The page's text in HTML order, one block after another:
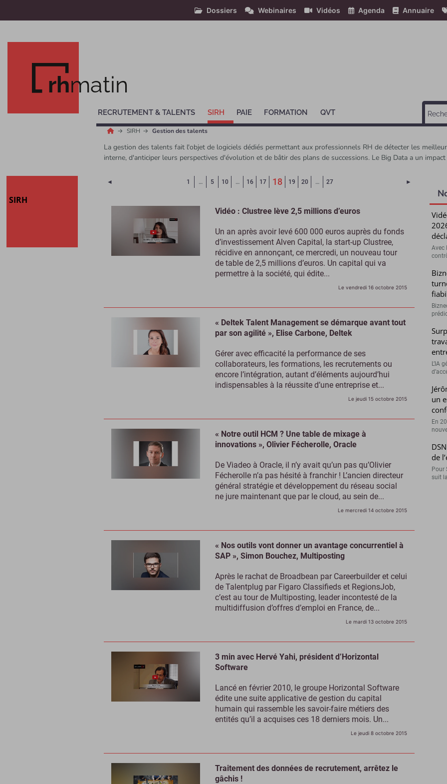
Dossiers Webinaires Vidéos Agenda Annuaire
rhmatin
RECRUTEMENT & TALENTS SIRH PAIE FORMATION QVT
SIRH Gestion des talents
La gestion des talents fait l'objet de logiciels dédiés permettant aux professionnels RH de détecter les
interne, d'anticiper leurs perspectives d'évolution et de bâtir des plans de successions. Le Big Data a un
SIRH
◄ 1 … 5 10 … 16 17 18(Page courante)
19 20 … 27 ►
Vidéo : Clustree lève 2,5 millions d’euros
Un an après avoir levé 600 000 euros auprès du fonds
d’investissement Alven Capital, la start-up Clustree,
récidive en annonçant, ce mercredi, un nouveau tour
de table de 2,5 millions d’euros. Un capital qui va
permettre à la société, qui édite...
Le vendredi 16 octobre 2015
« Deltek Talent Management se démarque avant tout
par son agilité », Elise Carbone, Deltek
Gérer avec efficacité la performance de ses
collaborateurs, les formations, les recrutements ou
encore l’intégration, autant d’éléments aujourd’hui
indispensables à la réussite d’une entreprise et...
Le jeudi 15 octobre 2015
« Notre outil HCM ? Une table de mixage à
innovations », Olivier Fécherolle, Oracle
De Viadeo à Oracle, il n’y avait qu’un pas qu’Olivier
Fécherolle n’a pas hésité à franchir ! L’ancien directeur
général stratégie et développement du réseau social
ne jure maintenant que par le cloud, au sein de...
Le mercredi 14 octobre 2015
« Nos outils vont donner un avantage concurrentiel à
SAP », Simon Bouchez, Multiposting
Après le rachat de Broadbean par Careerbuilder et celui
de Talentplug par Figaro Classifieds et RegionsJob,
c’est au tour de Multiposting, leader incontesté de la
multidiffusion d’offres d’emploi en France, de...
Le mardi 13 octobre 2015
3 min avec Hervé Yahi, président d’Horizontal
Software
Lancé en février 2010, le groupe Horizontal Software
édite une suite applicative de gestion du capital
humain qui rassemble les savoir-faire métiers des
entités qu’il a acquises ces 18 derniers mois. Un...
Le jeudi 8 octobre 2015
Traitement des données de recrutement, arrêtez le
gâchis !
Avec
L’IA
un
En
de
Pour
suit